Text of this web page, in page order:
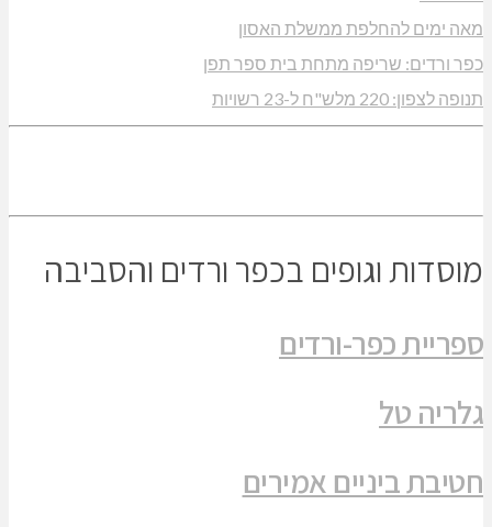
מאה ימים להחלפת ממשלת האסון
כפר ורדים: שריפה מתחת בית ספר תפן
תנופה לצפון: 220 מלש"ח ל-23 רשויות
מוסדות וגופים בכפר ורדים והסביבה
ספריית כפר-ורדים
גלריה טל
חטיבת ביניים אמירים